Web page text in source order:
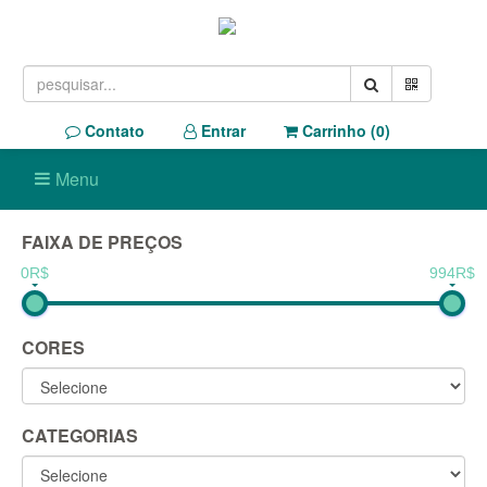
Contato Entrar Carrinho (0)
Menu
FAIXA DE PREÇOS
0R$ 994R$
CORES
CATEGORIAS